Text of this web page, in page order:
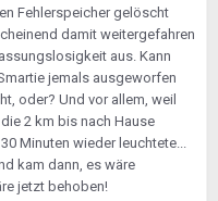
Fehlerspeicher gelöscht
damit weitergefahren
aus. Kann
jemals ausgeworfen
oder? Und vor allem, weil
2 km bis nach Hause
Minuten wieder leuchtete...
kam dann, es wäre
jetzt behoben!